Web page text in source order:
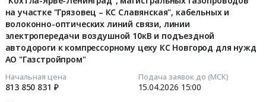
на участке "Грязовец – КС Славянская", кабельных и
волоконно-оптических линий связи, линии
электропередачи воздушной 10кВ и подъездной
автодороги к компрессорному цеху КС Новгород для нужд
АО "Газстройпром"
Начальная цена
813 850 831 ₽
Подача заявок до (МСК)
15.04.2026 15:00